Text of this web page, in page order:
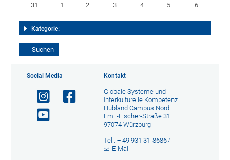
31 1 2 3 4 5 6
Kategorie:
Social Media Kontakt
Globale Systeme und
Interkulturelle Kompetenz
Hubland Campus Nord
Emil-Fischer-Straße 31
97074 Würzburg
Tel.: + 49 931 31-86867
E-Mail